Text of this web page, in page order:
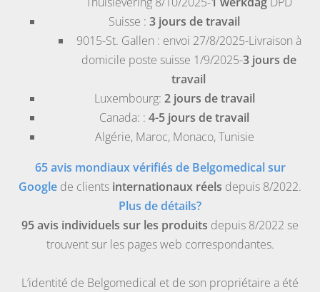
Suisse : 3 jours de travail
9015-St. Gallen : envoi 27/8/2025-Livraison à
domicile poste suisse 1/9/2025-3 jours de
travail
Luxembourg: 2 jours de travail
Canada: : 4-5 jours de travail
Algérie, Maroc, Monaco,Tunisie
65 avis mondiaux vérifiés de Belgomedical sur
Google de clients internationaux réels depuis 8/2022.
Plus de détails?
95 avis individuels sur les produits depuis 8/2022 se
trouvent sur les pages web correspondantes.
L’identité de Belgomedical et de son propriétaire a été